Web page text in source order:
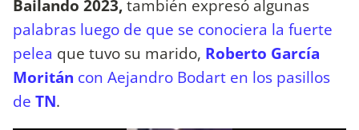
Bailando 2023,también expresó algunas
palabras luego de que se conociera la fuerte
pelea que tuvo su marido, Roberto García
Moritán con Aejandro Bodart en los pasillos
de TN.